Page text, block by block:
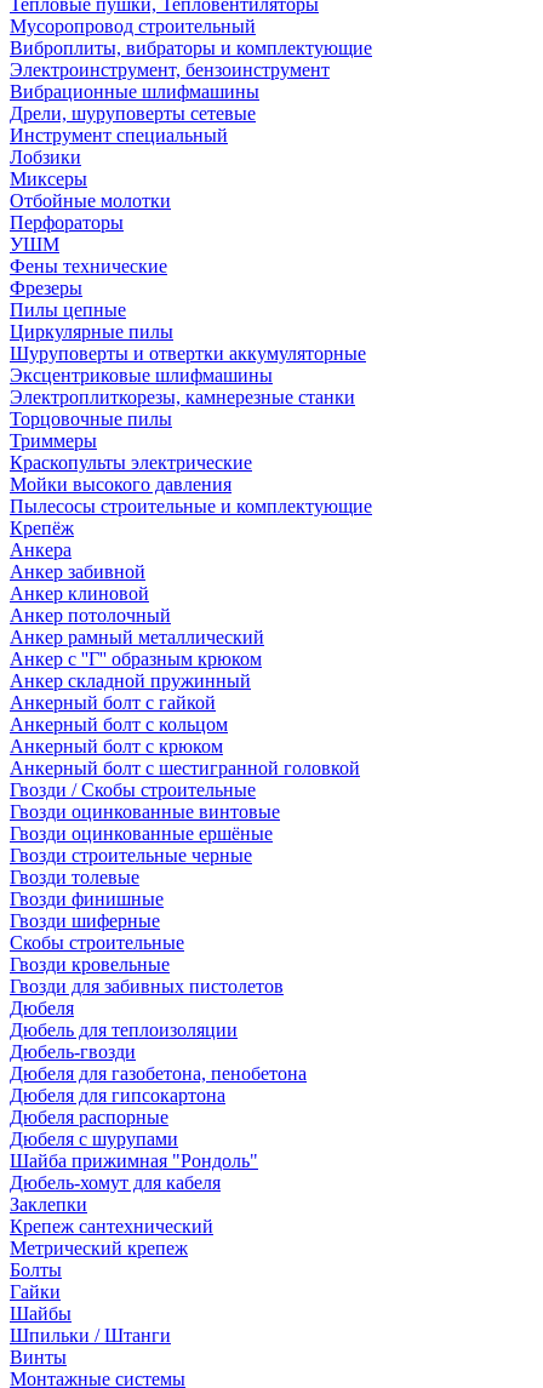
Тепловые пушки, Тепловентиляторы
Мусоропровод строительный
Виброплиты, вибраторы и комплектующие
Электроинструмент, бензоинструмент
Вибрационные шлифмашины
Дрели, шуруповерты сетевые
Инструмент специальный
Лобзики
Миксеры
Отбойные молотки
Перфораторы
УШМ
Фены технические
Фрезеры
Пилы цепные
Циркулярные пилы
Шуруповерты и отвертки аккумуляторные
Эксцентриковые шлифмашины
Электроплиткорезы, камнерезные станки
Торцовочные пилы
Триммеры
Краскопульты электрические
Мойки высокого давления
Пылесосы строительные и комплектующие
Крепёж
Анкера
Анкер забивной
Анкер клиновой
Анкер потолочный
Анкер рамный металлический
Анкер с ''Г'' образным крюком
Анкер складной пружинный
Анкерный болт с гайкой
Анкерный болт с кольцом
Анкерный болт с крюком
Анкерный болт с шестигранной головкой
Гвозди / Скобы строительные
Гвозди оцинкованные винтовые
Гвозди оцинкованные ершёные
Гвозди строительные черные
Гвозди толевые
Гвозди финишные
Гвозди шиферные
Скобы строительные
Гвозди кровельные
Гвозди для забивных пистолетов
Дюбеля
Дюбель для теплоизоляции
Дюбель-гвозди
Дюбеля для газобетона, пенобетона
Дюбеля для гипсокартона
Дюбеля распорные
Дюбеля с шурупами
Шайба прижимная "Рондоль"
Дюбель-хомут для кабеля
Заклепки
Крепеж сантехнический
Метрический крепеж
Болты
Гайки
Шайбы
Шпильки / Штанги
Винты
Монтажные системы